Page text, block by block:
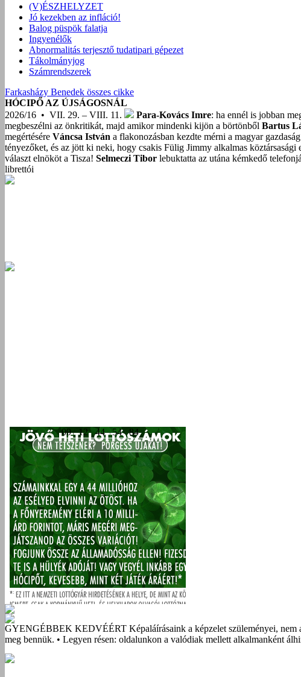
(V)ÉSZHELYZET
Jó kezekben az infláció!
Balog püspök falatja
Ingyenélők
Abnormalitás terjesztő tudatipari gépezet
Tákolmányjog
Számrendszerek
Farkasházy Benedek összes cikke
HÓCIPŐ AZ ÚJSÁGOSNÁL
2026/16 • VII. 29. – VIII. 11.
Para-Kovács Imre: ha ennél is jobban
megbeszélni az önkritikát, majd amikor mindenki kijön a börtönből Bartus
megértésére Váncsa István a flakonozásban kezdte mérni a magyar
tényezőket, és az jött ki neki, hogy csakis Fülig Jimmy alkalmas köztársasági
választ elnököt a Tisza! Selmeczi Tibor lebuktatta az utána kémkedő
librettói
GYENGÉBBEK KEDVÉÉRT Képaláírásaink a képzelet szüleményei,
meg bennük. • Legyen résen: oldalunkon a valódiak mellett alkalmanként